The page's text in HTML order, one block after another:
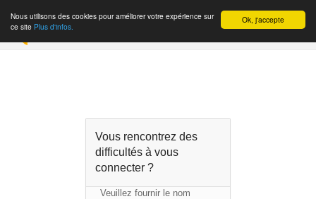
INSCRIPTION
Ok, j'accepte
Nous utilisons des cookies pour améliorer votre expérience sur
ce site Plus d'infos.
Vous rencontrez des
difficultés à vous
connecter ?
Veuillez fournir le nom